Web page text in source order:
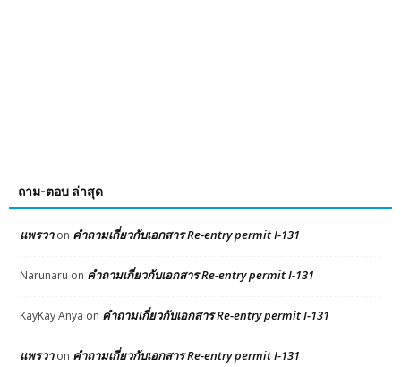
ถาม-ตอบ ล่าสุด
แพรวาon คำถามเกี่ยวกับเอกสาร Re-entry permit I-131
Narunaru on คำถามเกี่ยวกับเอกสาร Re-entry permit I-131
KayKay Anya on คำถามเกี่ยวกับเอกสาร Re-entry permit I-131
แพรวาon คำถามเกี่ยวกับเอกสาร Re-entry permit I-131